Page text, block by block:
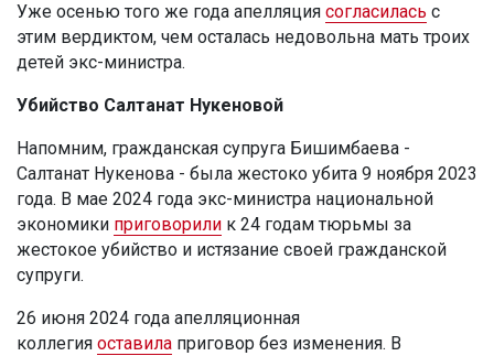
Уже осенью того же года апелляция согласилась с
этим вердиктом, чем осталась недовольна мать троих
детей экс-министра.
Убийство Салтанат Нукеновой
Напомним, гражданская супруга Бишимбаева -
Салтанат Нукенова - была жестоко убита 9 ноября 2023
года. В мае 2024 года экс-министра национальной
экономики приговорили к 24 годам тюрьмы за
жестокое убийство и истязание своей гражданской
супруги.
26 июня 2024 года апелляционная
коллегия оставила приговор без изменения. В